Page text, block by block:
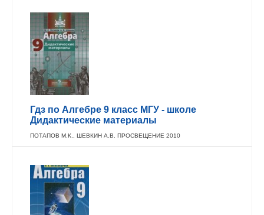
Гдз по Алгебре 9 класс МГУ - школе
Дидактические материалы
ПОТАПОВ М.К., ШЕВКИН А.В. ПРОСВЕЩЕНИЕ 2010